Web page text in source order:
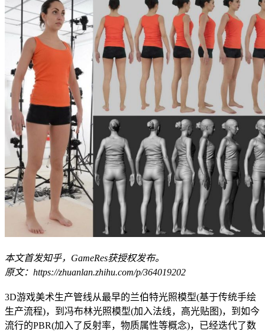
本文首发知乎，GameRes获授权发布。
原文：https://zhuanlan.zhihu.com/p/364019202
3D游戏美术生产管线从最早的兰伯特光照模型(基于传统手绘
生产流程)，到冯布林光照模型(加入法线，高光贴图)，到如今
流行的PBR(加入了反射率，物质属性等概念)，已经迭代了数